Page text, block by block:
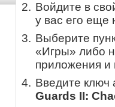
Войдите в
у вас его еще
Выберите
«Игры» либо
приложения и
Введите ключ
Guards II: